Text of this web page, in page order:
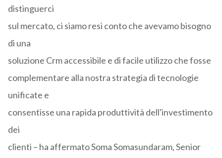
distinguerci
sul mercato, ci siamo resi conto che avevamo bisogno
di una
soluzione Crm accessibile e di facile utilizzo che fosse
complementare alla nostra strategia di tecnologie
unificate e
consentisse una rapida produttività dell'investimento
dei
clienti – ha affermato Soma Somasundaram, Senior